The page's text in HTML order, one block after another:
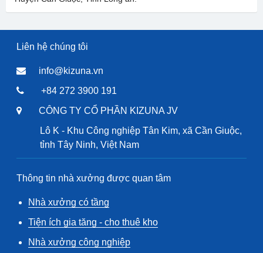
Liên hệ chúng tôi
info@kizuna.vn
+84 272 3900 191
CÔNG TY CỔ PHẦN KIZUNA JV
Lô K - Khu Công nghiệp Tân Kim, xã Cần Giuộc,
tỉnh Tây Ninh, Việt Nam
Thông tin nhà xưởng được quan tâm
Nhà xưởng có tầng
Tiện ích gia tăng - cho thuê kho
Nhà xưởng công nghiệp